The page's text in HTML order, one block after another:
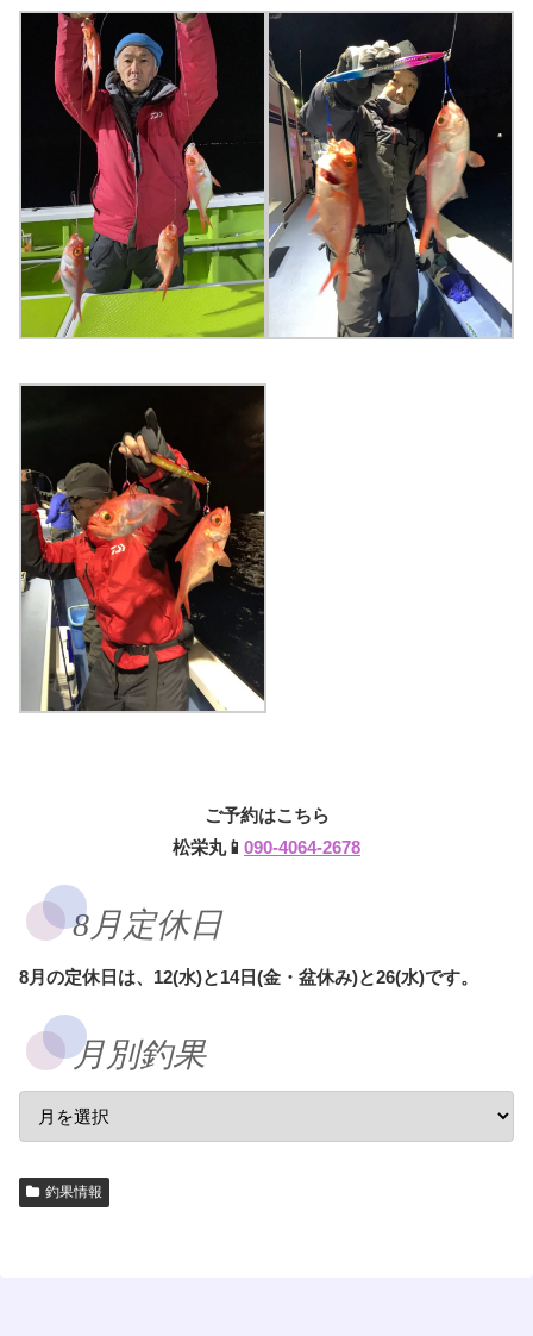
ご予約はこちら
松栄丸📱 090-4064-2678
8月定休日
8月の定休日は、12(水)と14日(金・盆休み)と26(水)です。
月別釣果
釣果情報